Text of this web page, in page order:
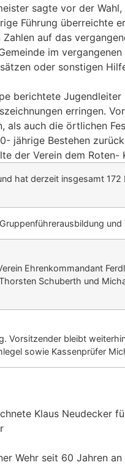
sagte vor der
Führung überreichte
auf das
im
oder sonstigen
berichtete
erringen.
als auch die örtlichen
jährige Bestehen
der Verein dem
hat derzeit insgesamt
Ehrenkommandant
Schuberth und
Vorsitzender bleibt
sowie Kassenprüfer
Klaus
Wehr seit 60 Jahren